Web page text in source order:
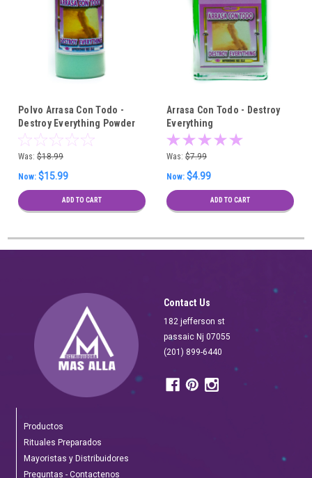
Polvo Arrasa Con Todo -
Destroy Everything Powder
For Spells - Lot Of 6 Pieces
Was: $18.99
Now: $15.99
ADD TO CART
Arrasa Con Todo - Destroy
Everything
Was: $7.99
Now: $4.99
ADD TO CART
Contact Us
182 jefferson st
passaic Nj 07055
(201) 899-6440
Productos
Rituales Preparados
Mayoristas y Distribuidores
Preguntas - Contactenos